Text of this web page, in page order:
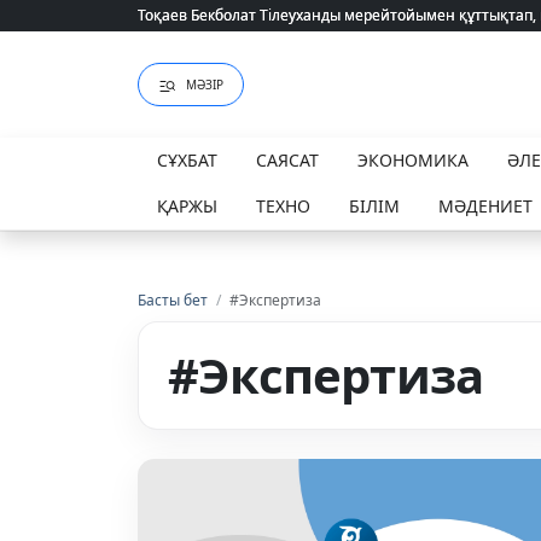
Тоқаев Бекболат Тілеуханды мерейтойымен
Тоқаев Бекболат Тілеуханды мерейтойымен
МӘЗІР
СҰХБАТ САЯСАТ ЭКОНОМИКА
ҚАРЖЫ
ТЕХНО БІЛІМ МӘДЕНИЕТ
Басты бет / #Экспертиза
#Экспертиза